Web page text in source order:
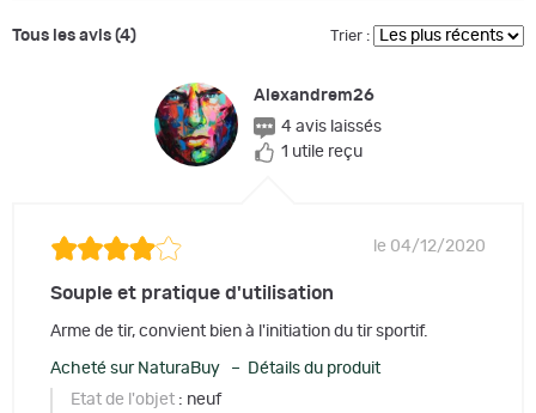
Tous les avis (4) Trier :
Alexandrem26
4 avis laissés
1 utile reçu
le 04/12/2020
Souple et pratique d'utilisation
Arme de tir, convient bien à l'initiation du tir sportif.
Acheté sur NaturaBuy – Détails du produit
Etat de l'objet : neuf